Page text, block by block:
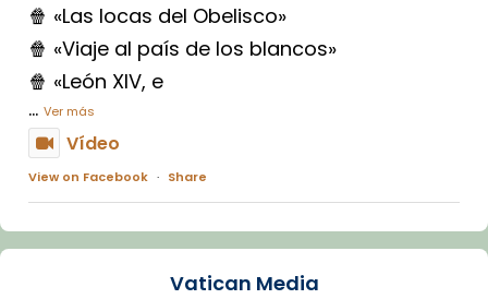
🍿 «Las locas del Obelisco»
🍿 «Viaje al país de los blancos»
🍿 «León XIV, e
... Ver más
Vídeo
View on Facebook · Share
Arquebisbat de Barcelona
Vatican Media